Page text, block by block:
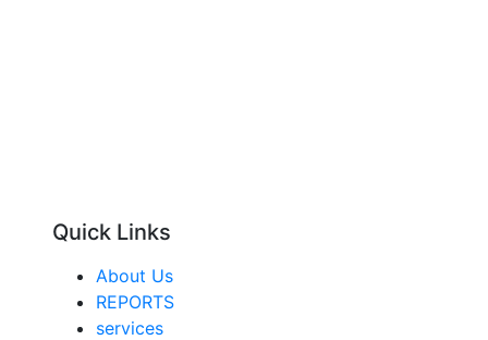
Quick Links
About Us
REPORTS
services